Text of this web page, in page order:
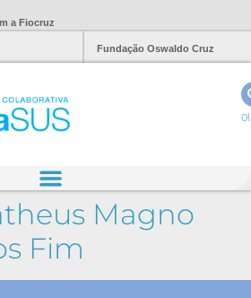
a Fiocruz
Fundação Oswaldo Cruz
Magno
Fim